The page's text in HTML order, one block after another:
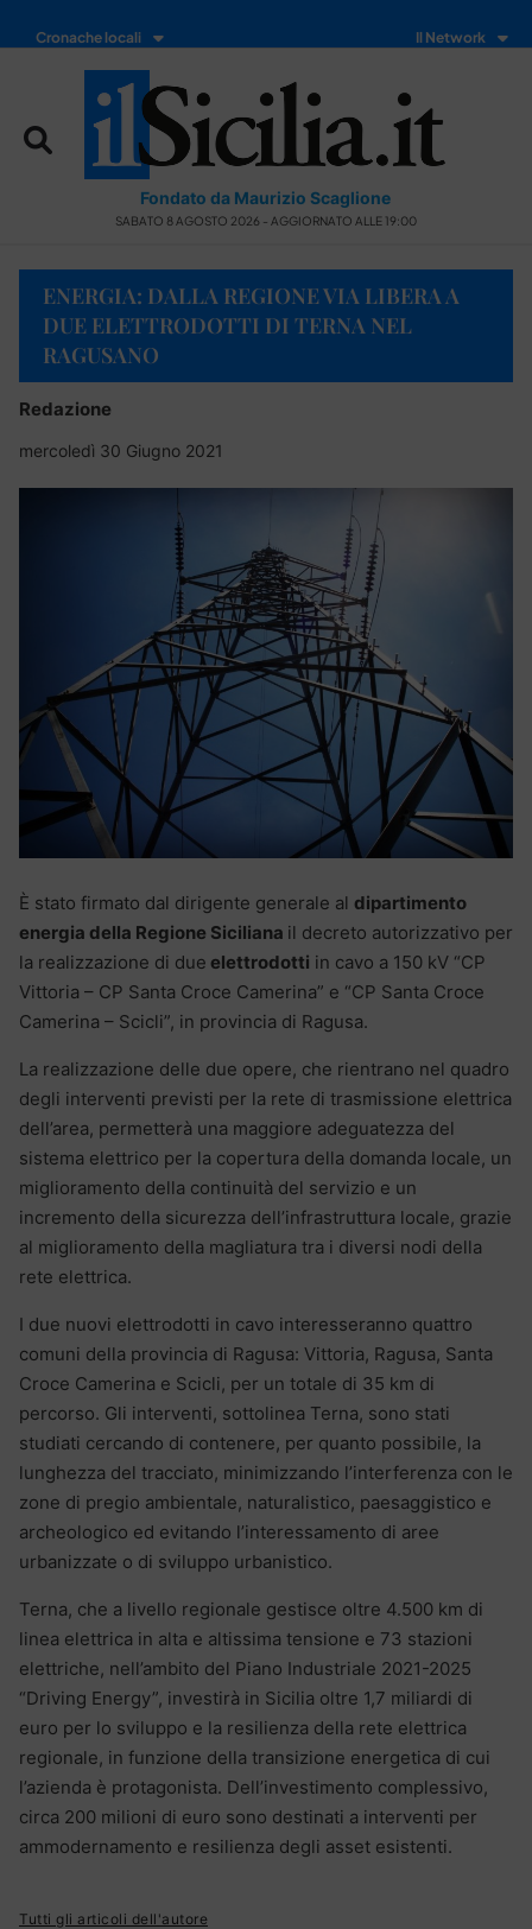
Cronache locali Il Network
Fondato da Maurizio Scaglione
SABATO 8 AGOSTO 2026 - AGGIORNATO ALLE 19:00
ENERGIA: DALLA REGIONE VIA LIBERA A
DUE ELETTRODOTTI DI TERNA NEL
RAGUSANO
Redazione
mercoledì 30 Giugno 2021
È stato firmato dal dirigente generale al dipartimento
energia della Regione Siciliana il decreto autorizzativo per
la realizzazione di due elettrodotti in cavo a 150 kV “CP
Vittoria – CP Santa Croce Camerina” e “CP Santa Croce
Camerina – Scicli”, in provincia di Ragusa.
La realizzazione delle due opere, che rientrano nel quadro
degli interventi previsti per la rete di trasmissione elettrica
dell’area, permetterà una maggiore adeguatezza del
sistema elettrico per la copertura della domanda locale, un
miglioramento della continuità del servizio e un
incremento della sicurezza dell’infrastruttura locale, grazie
al miglioramento della magliatura tra i diversi nodi della
rete elettrica.
I due nuovi elettrodotti in cavo interesseranno quattro
comuni della provincia di Ragusa: Vittoria, Ragusa, Santa
Croce Camerina e Scicli, per un totale di 35 km di
percorso. Gli interventi, sottolinea Terna, sono stati
studiati cercando di contenere, per quanto possibile, la
lunghezza del tracciato, minimizzando l’interferenza con le
zone di pregio ambientale, naturalistico, paesaggistico e
archeologico ed evitando l’interessamento di aree
urbanizzate o di sviluppo urbanistico.
Terna, che a livello regionale gestisce oltre 4.500 km di
linea elettrica in alta e altissima tensione e 73 stazioni
elettriche, nell’ambito del Piano Industriale 2021-2025
“Driving Energy”, investirà in Sicilia oltre 1,7 miliardi di
euro per lo sviluppo e la resilienza della rete elettrica
regionale, in funzione della transizione energetica di cui
l’azienda è protagonista. Dell’investimento complessivo,
circa 200 milioni di euro sono destinati a interventi per
ammodernamento e resilienza degli asset esistenti.
Tutti gli articoli dell'autore